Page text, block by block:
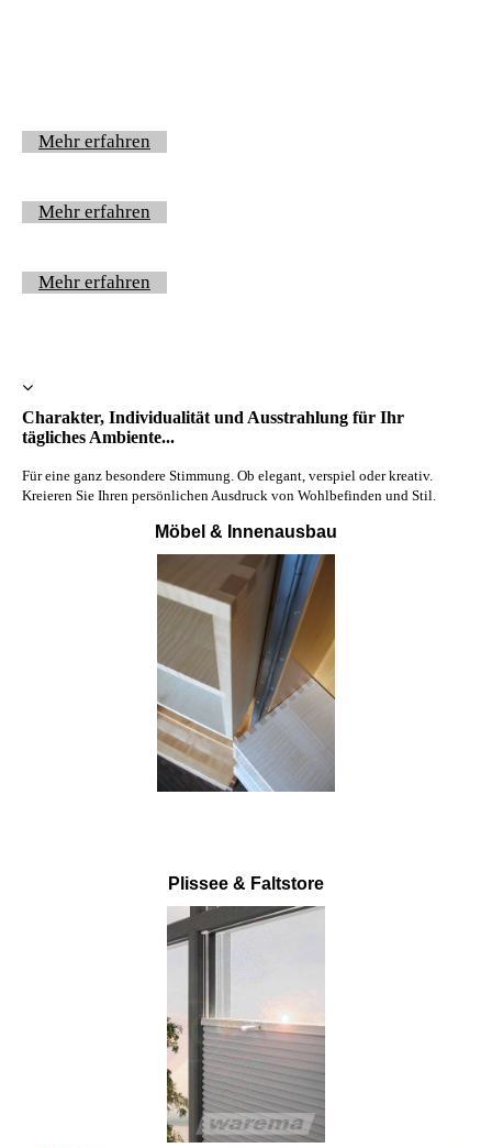
Mehr erfahren
Mehr erfahren
Mehr erfahren
Charakter, Individualität und Ausstrahlung für Ihr
tägliches Ambiente...
Für eine ganz besondere Stimmung. Ob elegant, verspiel oder kreativ.
Kreieren Sie Ihren persönlichen Ausdruck von Wohlbefinden und Stil.
Möbel & Innenausbau
Plissee & Faltstore